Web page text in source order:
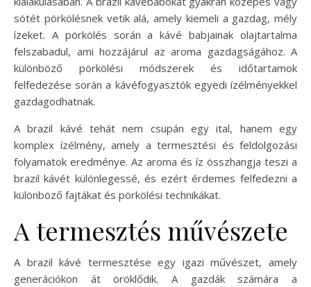
sötét pörkölésnek vetik alá, amely kiemeli a gazdag, mély
ízeket. A pörkölés során a kávé babjainak olajtartalma
felszabadul, ami hozzájárul az aroma gazdagságához. A
különböző pörkölési módszerek és időtartamok
felfedezése során a kávéfogyasztók egyedi ízélményekkel
gazdagodhatnak.
A brazil kávé tehát nem csupán egy ital, hanem egy
komplex ízélmény, amely a termesztési és feldolgozási
folyamatok eredménye. Az aroma és íz összhangja teszi a
brazil kávét különlegessé, és ezért érdemes felfedezni a
különböző fajtákat és pörkölési technikákat.
A termesztés művészete
A brazil kávé termesztése egy igazi művészet, amely
generációkon át öröklődik. A gazdák számára a